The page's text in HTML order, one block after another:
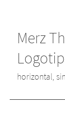
Merz
horizontal,